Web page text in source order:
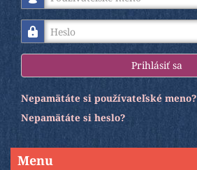
Heslo
Prihlásiť sa
Nepamätáte si používateľské meno?
Nepamätáte si heslo?
Menu